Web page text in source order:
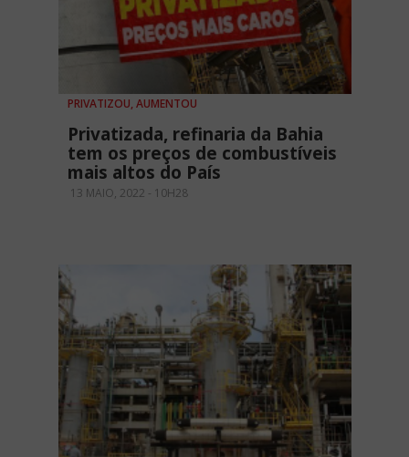
PRIVATIZOU, AUMENTOU
Privatizada, refinaria da Bahia
tem os preços de combustíveis
mais altos do País
13 MAIO, 2022 - 10H28